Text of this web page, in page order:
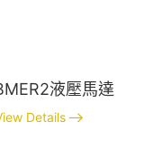
液壓馬達
Details